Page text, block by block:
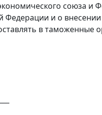
союза и
Федерации и о
в таможенные